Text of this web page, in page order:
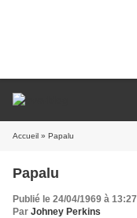
Accueil » Papalu
Papalu
Publié le 24/04/1969 à 13:27
Par Johney Perkins